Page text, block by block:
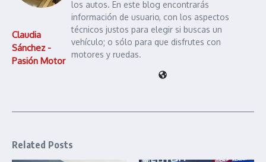
Claudia
Sánchez -
Pasión Motor
los autos. En este blog encontrarás
información de usuario, con los aspectos
técnicos justos para elegir si buscas un
vehículo; o sólo para que disfrutes con
motores y ruedas.
Related Posts